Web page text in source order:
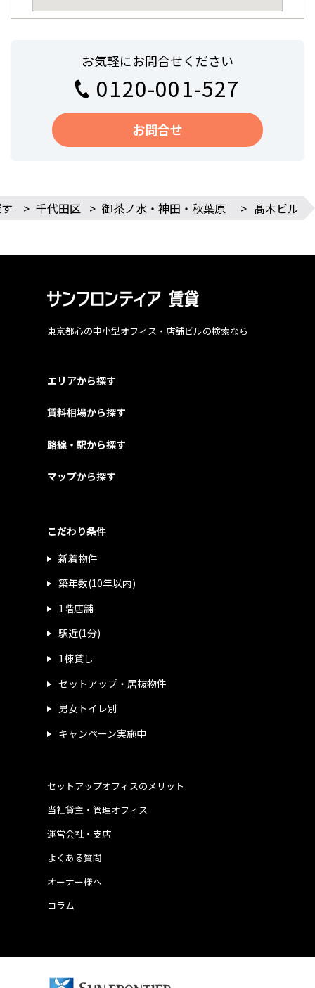
お気軽にお問合せください
0120-001-527
お問合せ
> 千代田区 > 御茶ノ水・神田・秋葉原 > 髙木ビル
東京都心の中小型オフィス・店舗ビルの検索なら
エリアから探す
賃料相場から探す
路線・駅から探す
マップから探す
こだわり条件
新着物件
築年数(10年以内)
1階店舗
駅近(1分)
1棟貸し
セットアップ・居抜物件
男女トイレ別
キャンペーン実施中
運営会社・支店
よくある質問
当社貸主・管理オフィス
オーナー様へ
コラム
セットアップオフィスのメリット